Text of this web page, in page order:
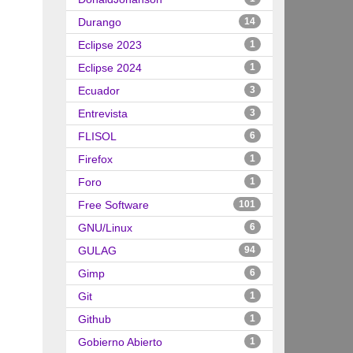
Durango 14
Eclipse 2023 1
Eclipse 2024 1
Ecuador 3
Entrevista 3
FLISOL 6
Firefox 1
Foro 1
Free Software 101
GNU/Linux 6
GULAG 94
Gimp 6
Git 1
Github 1
Gobierno Abierto 1